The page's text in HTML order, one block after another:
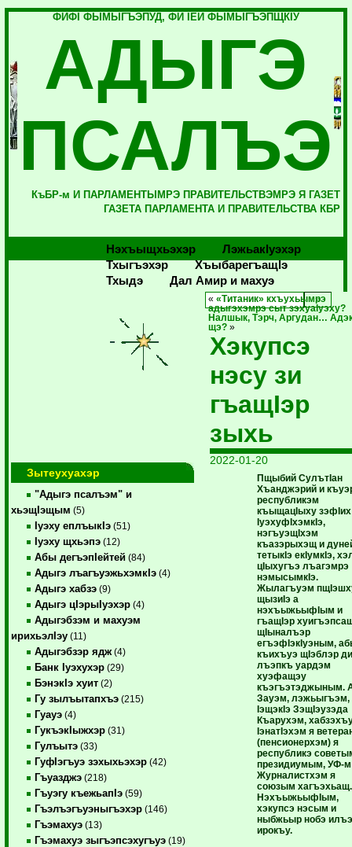
ФИФI ФЫМЫГЪЭПУД, ФИ IЕЙ ФЫМЫГЪЭПЩКIУ
АДЫГЭ
ПСАЛЪЭ
КъБР-м И ПАРЛАМЕНТЫМРЭ ПРАВИТЕЛЬСТВЭМРЭ Я ГАЗЕТ
ГАЗЕТА ПАРЛАМЕНТА И ПРАВИТЕЛЬСТВА КБР
Нэхъыщхьэхэр
Лэжьакlуэхэр
Тхыгъэхэр
Хъыбарегъащlэ
Тхыдэ
Дал Амир и махуэ
Зытеухуахэр
"Адыгэ псалъэм" и
хьэщIэщым (5)
Iуэху еплъыкIэ (51)
Iуэху щхьэпэ (12)
Абы дегъэпIейтей (84)
Адыгэ лъагъуэжьхэмкIэ (4)
Адыгэ хабзэ (9)
Адыгэ цIэрыIуэхэр (4)
Адыгэбзэм и махуэм
ирихьэлIэу (11)
Адыгэбзэр ядж (4)
Банк Iуэхухэр (29)
БэнэкIэ хуит (2)
Гу зылъытапхъэ (215)
Гуауэ (4)
ГукъэкIыжхэр (31)
Гулъытэ (33)
ГуфIэгъуэ зэхыхьэхэр (42)
Гъуазджэ (218)
Гъуэгу къежьапIэ (59)
Гъэлъэгъуэныгъэхэр (146)
Гъэмахуэ (13)
Гъэмахуэ зыгъэпсэхугъуэ (19)
««Титаник» кхъухьымрэ
адыгэхэмрэ сыт зэхуаIуэху?
Налшык, Тэрч, Аргудан…
щэ? »
Хэкупсэ
нэсу зи
гъащIэр
зыхь
2022-01-20
Пщыбий СулътIан
Хъанджэрий и
республикэм
къыщацIыху зэфIих
IуэхуфIхэмкIэ,
нэгъуэщIхэм
къазэрыхэщ и
тетыкIэ екIумкIэ,
цIыхугъэ лъагэмрэ
нэмысымкIэ.
Жылагъуэм
щызиIэ а
нэхъыжьыфIым и
гъащIэр
щIыналъэр
егъэфIэкIуэным,
къихъуэ щIэблэр
лъэпкъ уардэм
хуэфащэу
къэгъэтэджыным.
Зауэм, лэжьыгъэм,
IэщэкIэ ЗэщIэузэда
Къарухэм,
IэнатIэхэм я
(пенсионерхэм) я
республикэ
президиумым, УФ-
Журналистхэм я
союзым хагъэхьащ.
НэхъыжьыфIым,
хэкупсэ нэсым и
ныбжьыр нобэ
ирокъу.